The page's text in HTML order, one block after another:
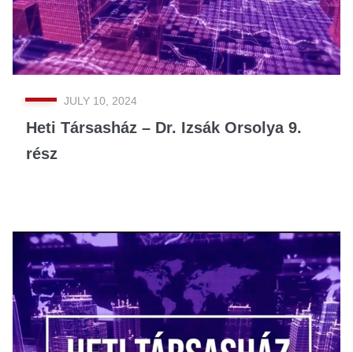
JULY 10, 2024
Heti Társasház – Dr. Izsák Orsolya 9.
rész